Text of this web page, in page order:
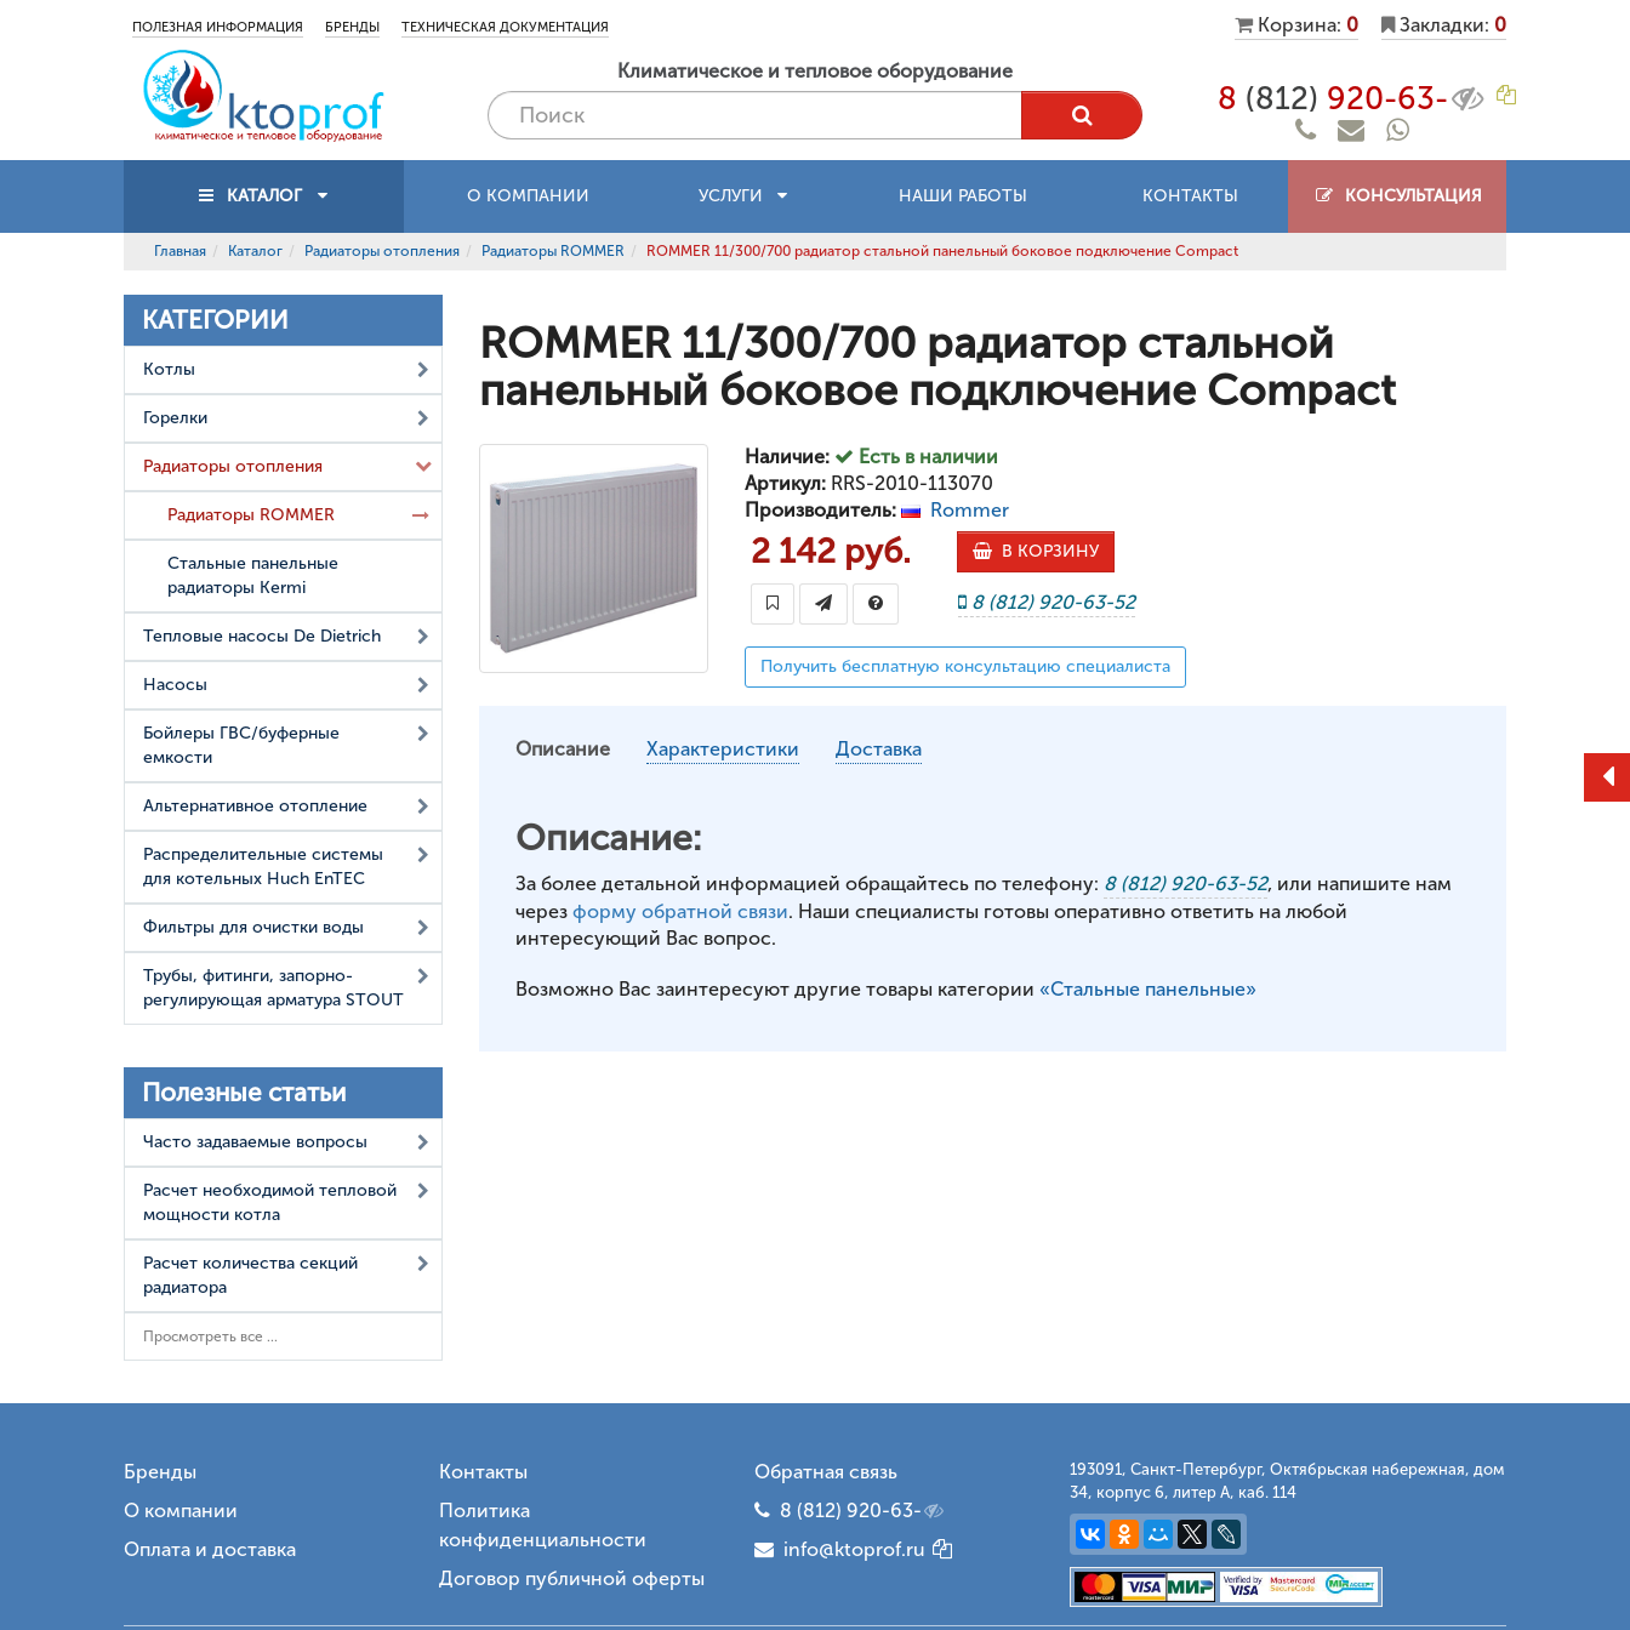
ПОЛЕЗНАЯ ИНФОРМАЦИЯ БРЕНДЫ ТЕХНИЧЕСКАЯ ДОКУМЕНТАЦИЯ Корзина: 0 Закладки: 0
Климатическое и тепловое оборудование
8 (812) 920-63-
КАТАЛОГ О КОМПАНИИ УСЛУГИ НАШИ РАБОТЫ КОНТАКТЫ КОНСУЛЬТАЦИЯ
Главная Каталог Радиаторы отопления Радиаторы ROMMER ROMMER 11/300/700 радиатор стальной панельный боковое подключение Compact
КАТЕГОРИИ
Котлы
Горелки
Радиаторы отопления
Радиаторы ROMMER
Стальные панельные
радиаторы Kermi
Тепловые насосы De Dietrich
Насосы
Бойлеры ГВС/буферные
емкости
Альтернативное отопление
Распределительные системы
для котельных Huch EnTEC
Фильтры для очистки воды
Трубы, фитинги, запорно-
регулирующая арматура STOUT
Полезные статьи
Часто задаваемые вопросы
Расчет необходимой тепловой
мощности котла
Расчет количества секций
радиатора
Просмотреть все ...
ROMMER 11/300/700 радиатор стальной
панельный боковое подключение Compact
Наличие:
Есть в наличии
Артикул:RRS-2010-113070
Производитель:
Rommer
2 142 руб. В КОРЗИНУ
8 (812) 920-63-52
Получить бесплатную консультацию специалиста
Описание Характеристики Доставка
Описание:
За более детальной информацией обращайтесь по телефону: 8 (812) 920-63-52, или напишите нам
через форму обратной связи. Наши специалисты готовы оперативно ответить на любой
интересующий Вас вопрос.
Возможно Вас заинтересуют другие товары категории «Стальные панельные»
Бренды
О компании
Оплата и доставка
Контакты
Политика
конфиденциальности
Договор публичной оферты
Обратная связь
8 (812) 920-63-
info@ktoprof.ru
193091, Санкт-Петербург, Октябрьская набережная, дом
34, корпус 6, литер А, каб. 114